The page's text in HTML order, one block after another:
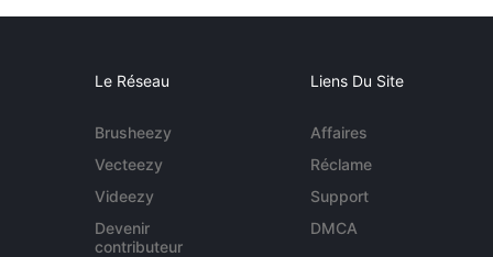
Le Réseau
Brusheezy
Vecteezy
Videezy
Devenir
contributeur
Liens Du Site
Affaires
Réclame
Support
DMCA